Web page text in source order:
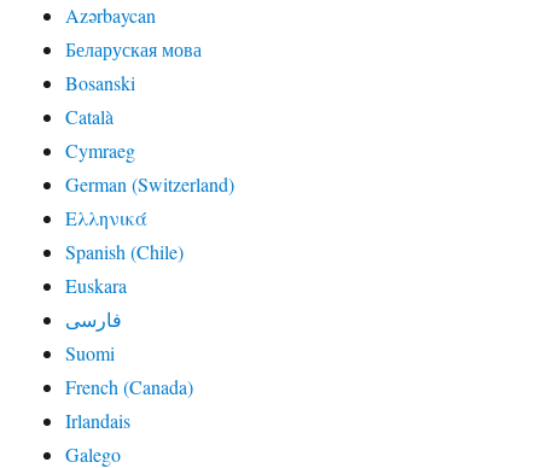
Azərbaycan
Беларуская мова
Bosanski
Català
Cymraeg
German (Switzerland)
Ελληνικά
Spanish (Chile)
Euskara
فارسی
Suomi
French (Canada)
Irlandais
Galego